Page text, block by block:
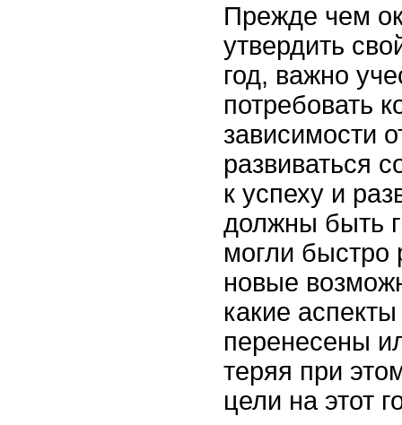
Прежде чем
утвердить
год, важно
потребовать
зависимости
развиваться
к успеху и
должны быть
могли быстро
новые
какие
перенесены
теряя при
цели на этот